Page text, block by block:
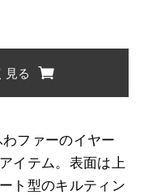
見る
ファーのイヤー
イテム。表面は上
ト型のキルティン